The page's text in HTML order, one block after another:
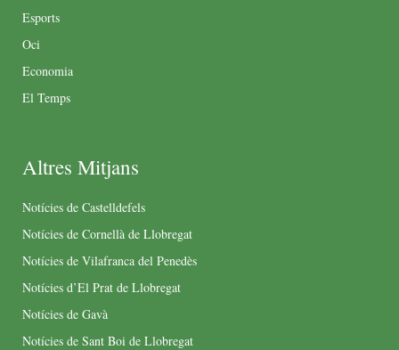
Esports
Oci
Economia
El Temps
Altres Mitjans
Notícies de Castelldefels
Notícies de Cornellà de Llobregat
Notícies de Vilafranca del Penedès
Notícies d’El Prat de Llobregat
Notícies de Gavà
Notícies de Sant Boi de Llobregat